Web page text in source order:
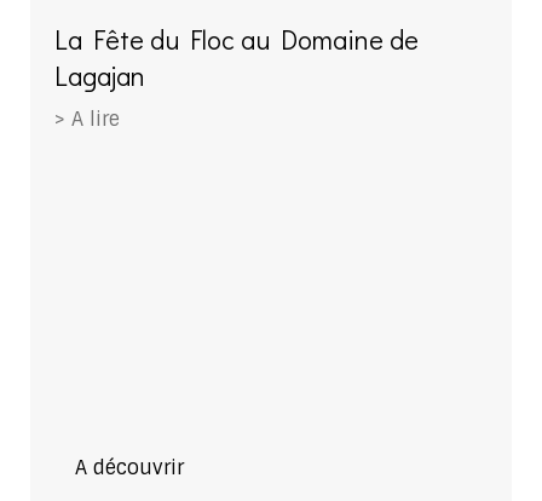
La Fête du Floc au Domaine de
Lagajan
> A lire
A découvrir